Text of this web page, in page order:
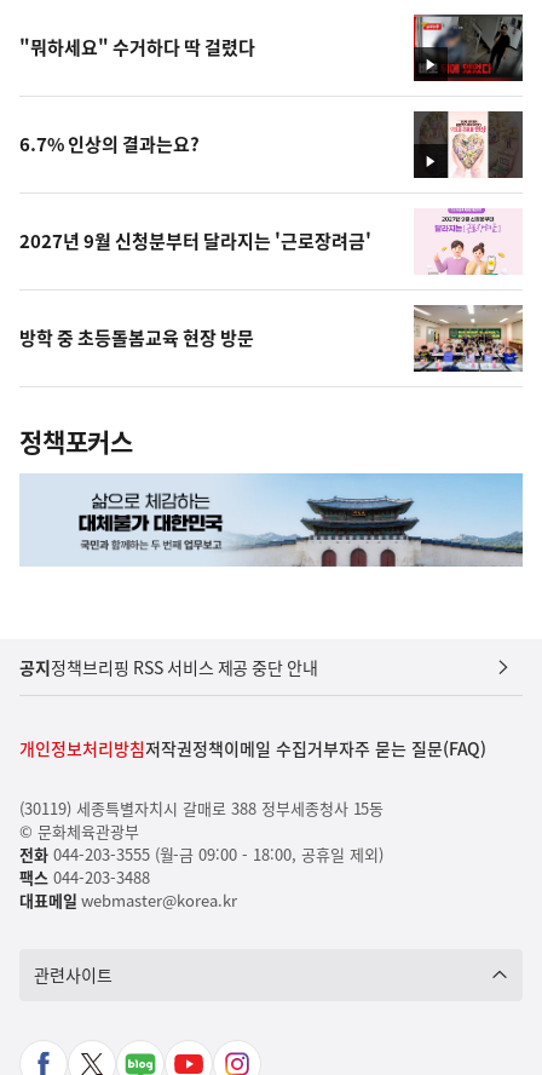
영
상
"뭐하세요" 수거하다 딱 걸렸다
영
상
6.7% 인상의 결과는요?
2027년 9월 신청분부터 달라지는 '근로장려금'
방학 중 초등돌봄교육 현장 방문
정책포커스
공지정책브리핑 RSS 서비스 제공 중단 안내
개인정보처리방침저작권정책이메일 수집거부자주 묻는 질문(FAQ)
(30119) 세종특별자치시 갈매로 388 정부세종청사 15동
© 문화체육관광부
전화044-203-3555 (월-금 09:00 - 18:00, 공휴일 제외)
팩스044-203-3488
대표메일 webmaster@korea.kr
관련사이트